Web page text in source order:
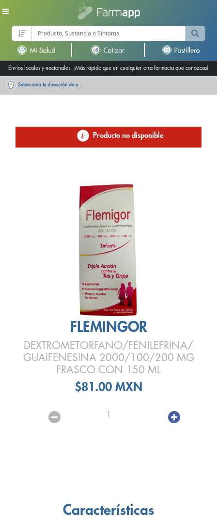
Envíos locales y nacionales. ¡Más rápido que en cualquier otra farmacia que conozcas!
Selecciona tu dirección de entrega
Producto no disponible
FLEMINGOR
DEXTROMETORFANO/FENILEFRINA/
GUAIFENESINA 2000/100/200 MG
FRASCO CON 150 ML
$81.00 MXN
1
Características